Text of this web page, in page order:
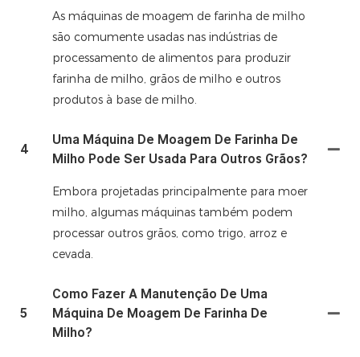
As máquinas de moagem de farinha de milho
são comumente usadas nas indústrias de
processamento de alimentos para produzir
farinha de milho, grãos de milho e outros
produtos à base de milho.
4
Uma Máquina De Moagem De Farinha De
Milho Pode Ser Usada Para Outros Grãos?
Embora projetadas principalmente para moer
milho, algumas máquinas também podem
processar outros grãos, como trigo, arroz e
cevada.
5
Como Fazer A Manutenção De Uma
Máquina De Moagem De Farinha De
Milho?